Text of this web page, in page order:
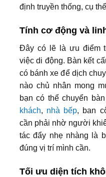
định truyền thống, cụ
Tính cơ động và
Đây có lẽ là ưu điểm
việc di động. Bàn kết
có bánh xe để dịch
nào chủ nhân mong
bạn có thể chuyển
khách, nhà bếp, ban
cần phải nhờ người
tác đẩy nhẹ nhàng là
đúng vị trí mình cần.
Tối ưu diện tích